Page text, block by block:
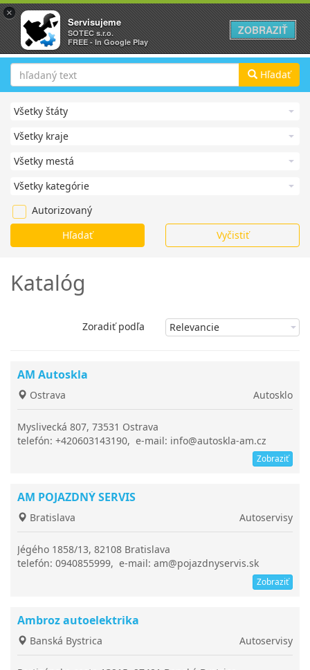
Hľadať
Autorizovaný
Katalóg
Zoradiť podľa
AM Autoskla
Ostrava Autosklo
Myslivecká 807, 73531 Ostrava
telefón: +420603143190, e-mail: info@autoskla-am.cz
Zobraziť
AM POJAZDNÝ SERVIS
Bratislava Autoservisy
Jégého 1858/13, 82108 Bratislava
telefón: 0940855999, e-mail: am@pojazdnyservis.sk
Zobraziť
Ambroz autoelektrika
Banská Bystrica Autoservisy
×
Servisujeme
SOTEC s.r.o.
FREE - In Google Play
ZOBRAZIŤ